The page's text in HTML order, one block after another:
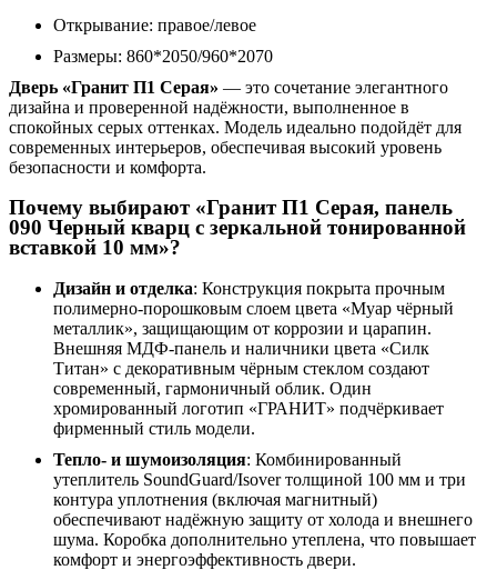
Открывание: правое/левое
Размеры: 860*2050/960*2070
Дверь «Гранит П1 Серая» — это сочетание элегантного
дизайна и проверенной надёжности, выполненное в
спокойных серых оттенках. Модель идеально подойдёт для
современных интерьеров, обеспечивая высокий уровень
безопасности и комфорта.
Почему выбирают «Гранит П1 Серая, панель
090 Черный кварц с зеркальной тонированной
вставкой 10 мм»?
Дизайн и отделка: Конструкция покрыта прочным
полимерно-порошковым слоем цвета «Муар чёрный
металлик», защищающим от коррозии и царапин.
Внешняя МДФ-панель и наличники цвета «Силк
Титан» с декоративным чёрным стеклом создают
современный, гармоничный облик. Один
хромированный логотип «ГРАНИТ» подчёркивает
фирменный стиль модели.
Тепло- и шумоизоляция: Комбинированный
утеплитель SoundGuard/Isover толщиной 100 мм и три
контура уплотнения (включая магнитный)
обеспечивают надёжную защиту от холода и внешнего
шума. Коробка дополнительно утеплена, что повышает
комфорт и энергоэффективность двери.